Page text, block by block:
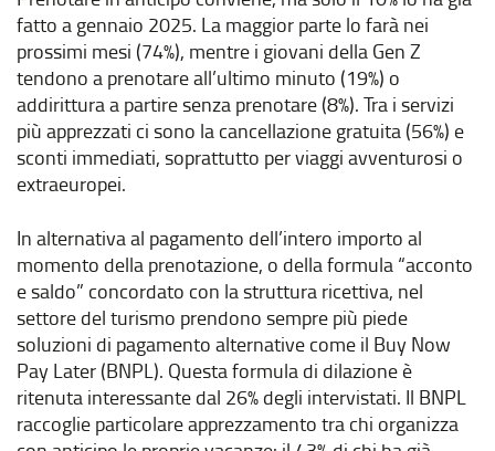
fatto a gennaio 2025. La maggior parte lo farà nei
prossimi mesi (74%), mentre i giovani della Gen Z
tendono a prenotare all’ultimo minuto (19%) o
addirittura a partire senza prenotare (8%). Tra i servizi
più apprezzati ci sono la cancellazione gratuita (56%) e
sconti immediati, soprattutto per viaggi avventurosi o
extraeuropei.
In alternativa al pagamento dell’intero importo al
momento della prenotazione, o della formula “acconto
e saldo” concordato con la struttura ricettiva, nel
settore del turismo prendono sempre più piede
soluzioni di pagamento alternative come il Buy Now
Pay Later (BNPL). Questa formula di dilazione è
ritenuta interessante dal 26% degli intervistati. Il BNPL
raccoglie particolare apprezzamento tra chi organizza